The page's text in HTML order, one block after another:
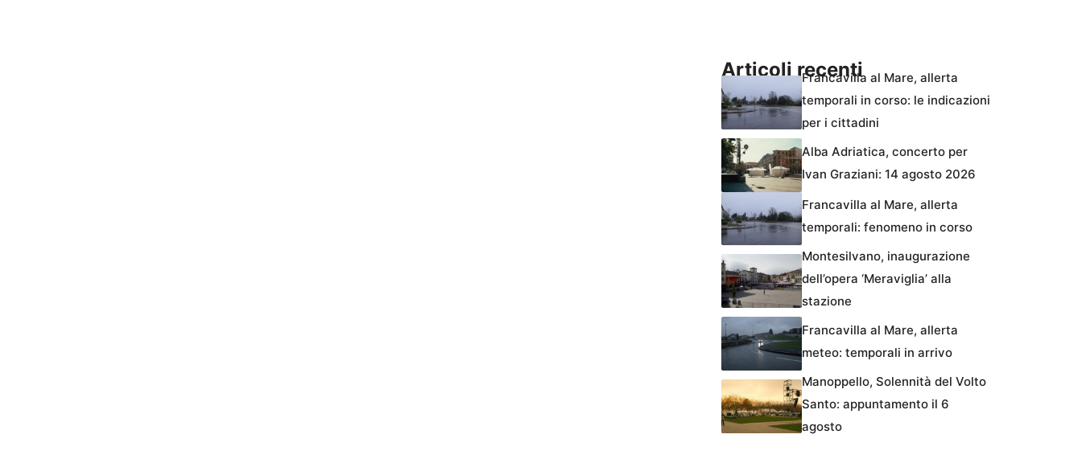
Articoli recentiFrancavilla al Mare, allerta
temporali in corso: le indicazioni
per i cittadini
Alba Adriatica, concerto per
Ivan Graziani: 14 agosto 2026
Francavilla al Mare, allerta
temporali: fenomeno in corso
Montesilvano, inaugurazione
dell’opera ‘Meraviglia’ alla
stazione
Francavilla al Mare, allerta
meteo: temporali in arrivo
Manoppello, Solennità del Volto
Santo: appuntamento il 6
agosto